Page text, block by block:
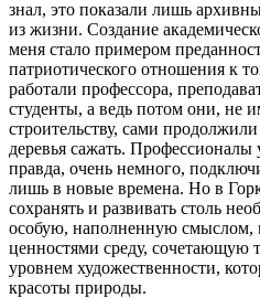
знал, это показали лишь
из жизни. Создание
меня стало примером
патриотического отношения к
работали профессора,
студенты, а ведь потом они, не
строительству, сами
деревья сажать. Профессионалы
правда, очень немного,
лишь в новые времена. Но в
сохранять и развивать столь
особую, наполненную
ценностями среду, сочетающую
уровнем художественности,
красоты природы.